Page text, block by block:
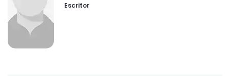
Escritor